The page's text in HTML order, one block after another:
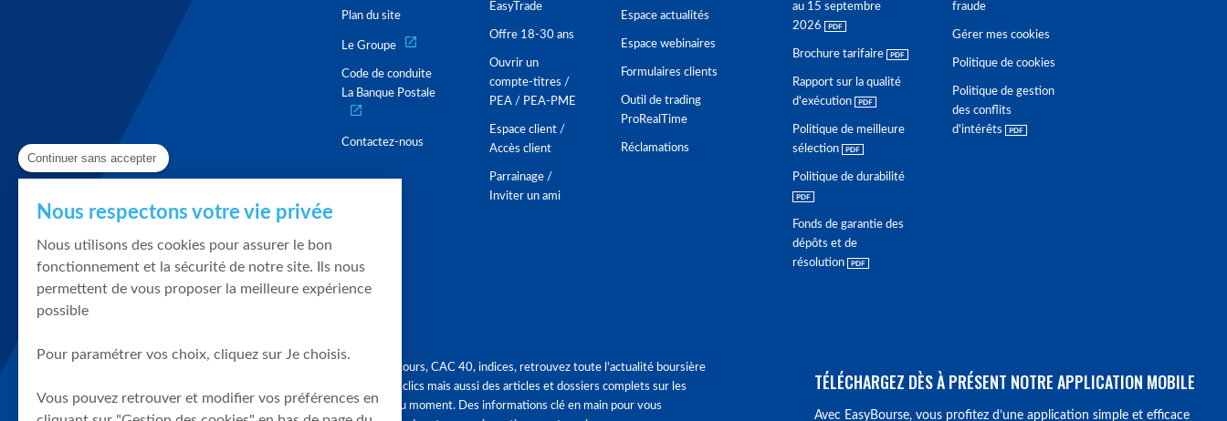
Plan du site
Le Groupe
Code de conduite
La Banque Postale
Contactez-nous
EasyTrade
Offre 18-30 ans
Ouvrir un
compte-titres /
PEA / PEA-PME
Espace client /
Accès client
Parrainage /
Inviter un ami
Espace actualités
Espace webinaires
Formulaires clients
Outil de trading
ProRealTime
Réclamations
au 15 septembre
2026
Brochure tarifaire
Rapport sur la qualité
d'exécution
Politique de meilleure
sélection
Politique de durabilité
Fonds de garantie des
dépôts et de
résolution
fraude
Gérer mes cookies
Politique de cookies
Politique de gestion
des conflits
d'intérêts
Graphique, cours, CAC 40, indices, retrouvez toute l'actualité boursière
en quelques clics mais aussi des articles et dossiers complets sur les
tendances du moment. Des informations clé en main pour vous
TÉLÉCHARGEZ DÈS À PRÉSENT NOTRE APPLICATION MOBILE
Avec EasyBourse, vous profitez d’une application simple et efficace
Continuer sans accepter
Nous respectons votre vie privée
Nous utilisons des cookies pour assurer le bon
fonctionnement et la sécurité de notre site. Ils nous
permettent de vous proposer la meilleure expérience
possible
Pour paramétrer vos choix, cliquez sur Je choisis.
Vous pouvez retrouver et modifier vos préférences en